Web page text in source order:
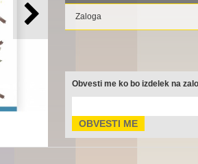
Zaloga
Obvesti me ko bo izdelek na